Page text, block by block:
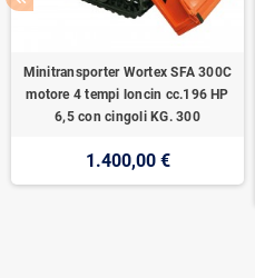
Minitransporter Wortex SFA 300C
motore 4 tempi loncin cc.196 HP
6,5 con cingoli KG. 300
1.400,00 €